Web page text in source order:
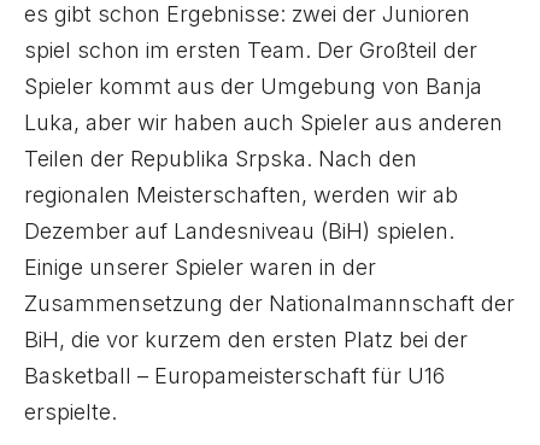
es gibt schon Ergebnisse: zwei der Junioren
spiel schon im ersten Team. Der Großteil der
Spieler kommt aus der Umgebung von Banja
Luka, aber wir haben auch Spieler aus anderen
Teilen der Republika Srpska. Nach den
regionalen Meisterschaften, werden wir ab
Dezember auf Landesniveau (BiH) spielen.
Einige unserer Spieler waren in der
Zusammensetzung der Nationalmannschaft der
BiH, die vor kurzem den ersten Platz bei der
Basketball – Europameisterschaft für U16
erspielte.